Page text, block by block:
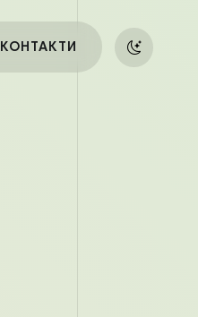
КОНТАКТИ